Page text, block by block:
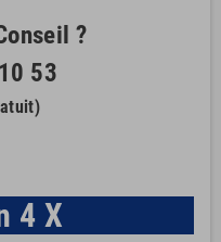
?
53
4 X